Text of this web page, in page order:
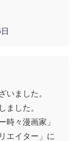
いました。
ました。
時々漫画家」
エイター」に